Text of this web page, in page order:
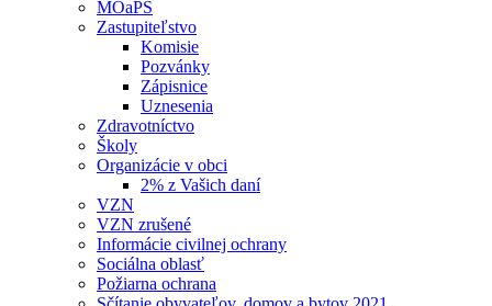
MOaPS
Zastupiteľstvo
Komisie
Pozvánky
Zápisnice
Uznesenia
Zdravotníctvo
Školy
Organizácie v obci
2% z Vašich daní
VZN
VZN zrušené
Informácie civilnej ochrany
Sociálna oblasť
Požiarna ochrana